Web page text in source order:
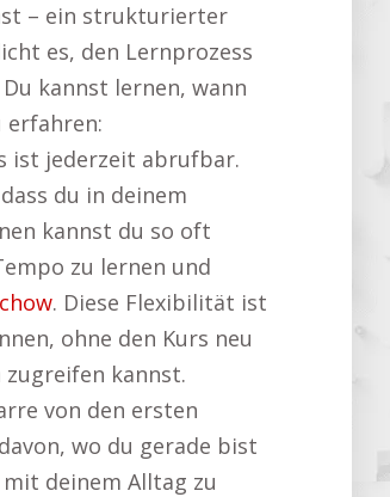
– ein strukturierter
es, den Lernprozess
Du kannst lernen, wann
erfahren:
ist jederzeit abrufbar.
du in deinem
kannst du so oft
zu lernen und
. Diese Flexibilität ist
ohne den Kurs neu
kannst.
von den ersten
wo du gerade bist
deinem Alltag zu